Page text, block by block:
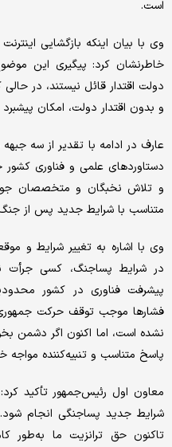
است.
وی با بیان اینکه بازگشایی
خاطرنشان کرد: پیگیری این
دولت اقتدار قائل نیستند، در
و بدون اقتدار دولت، امکان
عارف در ادامه با تقدیر از سه
دستاوردهای علمی و فناوری کشور
و تلاش نخبگان و متخصصان
متناسب با شرایط جدید پس از
وی با اشاره به تغییر شرایط و
در شرایط پساجنگ، کسی جرأت
پیشرفت فناوری در کشور
فشارها موجب توقف حرکت جمهوری
نشده است، اما اکنون اگر دشمن
پاسخ متناسب و تنبیه‌کننده مواجه
معاون اول رئیس‌جمهور تأکید
شرایط جدید پساجنگی انجام
تاکنون حق ترانزیت ما به‌طور